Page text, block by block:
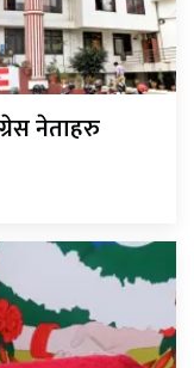
नेताहरु